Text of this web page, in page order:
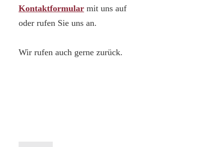
Kontaktformular mit uns auf
oder rufen Sie uns an.
Wir rufen auch gerne zurück.